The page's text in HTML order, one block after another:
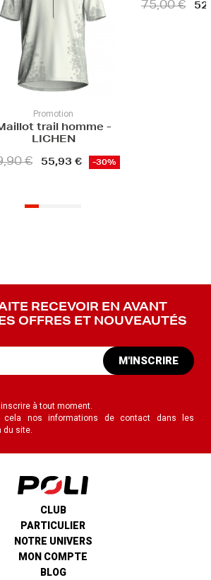
-
€ -30%
75,00 € 52,50 € -30%
RECEVOIR EN AVANT
OFFRES ET NOUVEAUTÉS
M'INSCRIRE
à tout moment.
cela nos informations de contact dans les
du site.
CLUB
PARTICULIER
NOTRE UNIVERS
MON COMPTE
BLOG